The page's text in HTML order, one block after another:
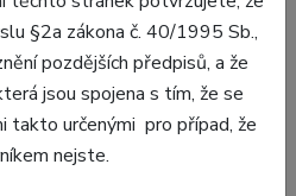
s nikl-titanovými kroužky a
poskytují předvídatelné
které přesně napodobují
§2a zákona č. 40/1995 Sb.,
pozdějších předpisů, a že
jsou spojena s tím, že se
takto určenými pro případ, že
nejste.